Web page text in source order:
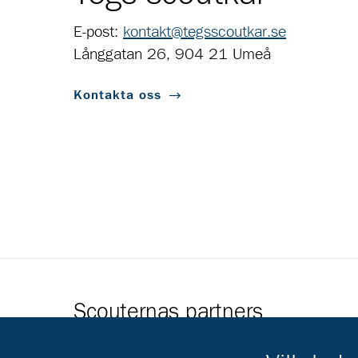
E-post: kontakt@tegsscoutkar.se
Långgatan 26, 904 21 Umeå
Kontakta oss
Scouternas partners